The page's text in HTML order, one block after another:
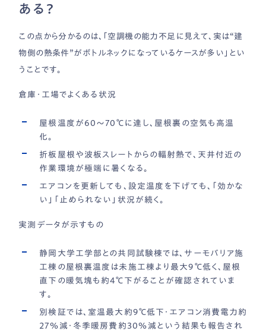
ある？
この点から分かるのは、「空調機の能力不足に見えて、実は“建
物側の熱条件”がボトルネックになっているケースが多い」とい
うことです。
倉庫・工場でよくある状況
屋根温度が60〜70℃に達し、屋根裏の空気も高温
化。
折板屋根や波板スレートからの輻射熱で、天井付近の
作業環境が極端に暑くなる。
エアコンを更新しても、設定温度を下げても、「効かな
い」「止められない」状況が続く。
実測データが示すもの
静岡大学工学部との共同試験棟では、サーモバリア施
工棟の屋根裏温度は未施工棟より最大9℃低く、屋根
直下の暖気塊も約4℃下がることが確認されていま
す。
別検証では、室温最大約9℃低下・エアコン消費電力約
27％減・冬季暖房費約30％減という結果も報告され